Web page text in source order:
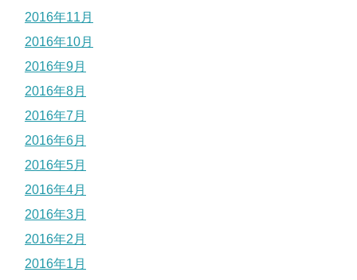
2016年11月
2016年10月
2016年9月
2016年8月
2016年7月
2016年6月
2016年5月
2016年4月
2016年3月
2016年2月
2016年1月